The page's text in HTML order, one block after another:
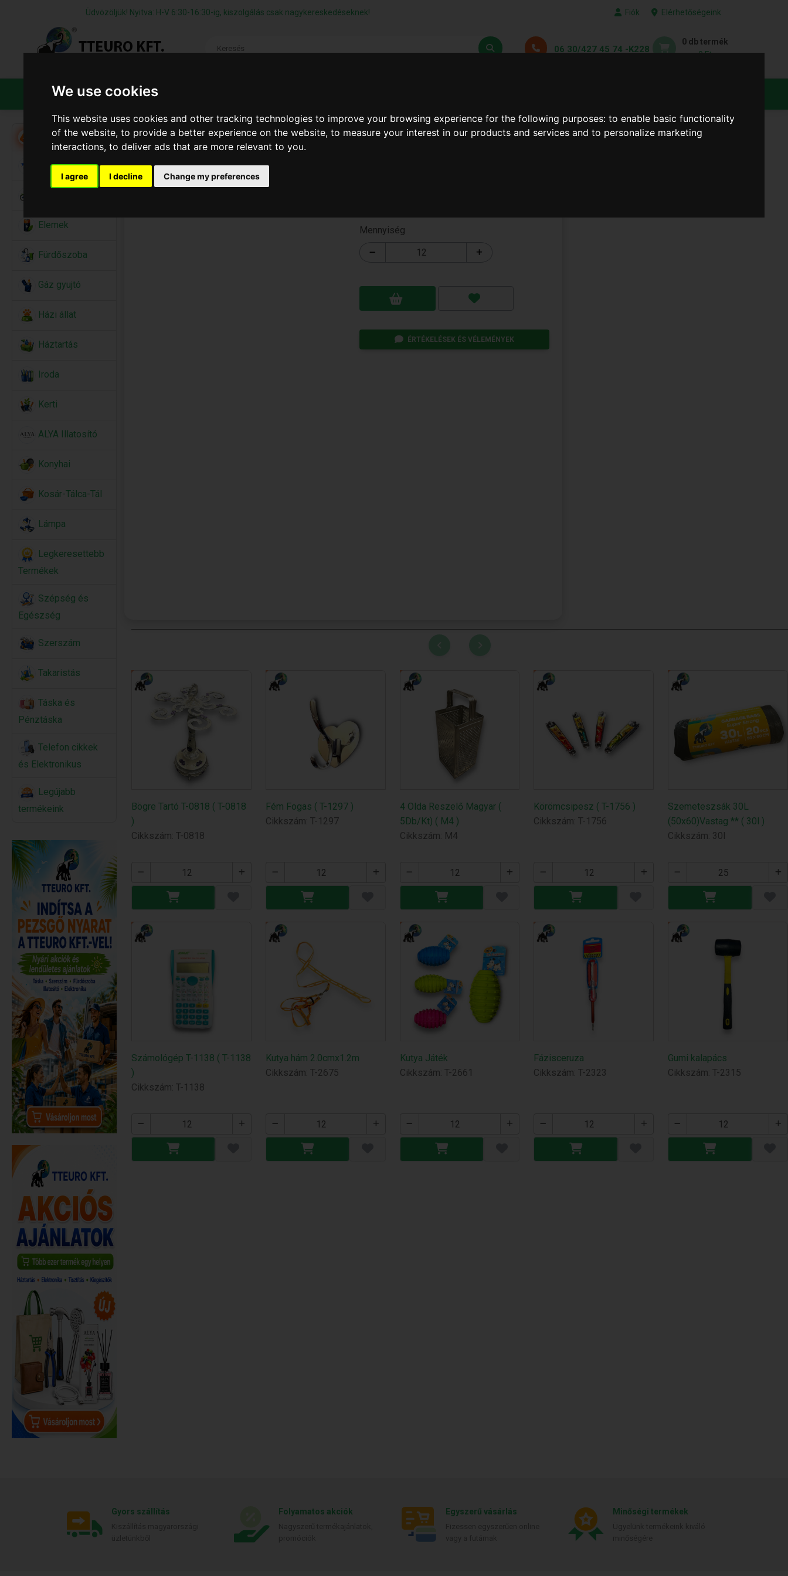
We use cookies
This website uses cookies and other tracking technologies to improve your browsing experience for the following purposes:to enable basic functionality
of the website,to provide a better experience on the website,to measure your interest in our products and services and to personalize marketing
interactions,to deliver ads that are more relevant to you.
I agree I decline Change my preferences
Üdvözöljük! Nyitva: H-V 6:30-16:30-ig, kiszolgálás csak nagykereskedéseknek! Fiók Elérhetőségeink
06 30/427 45 74 -K228
0 db termék
0 Ft
TERMÉKEK
Akció
Alkalmi Kellékek
Elemek
Fürdőszoba
Gáz gyujtó
Házi állat
Háztartás
Iroda
Kerti
ALYA Illatosító
Konyhai
Kosár-Tálca-Tál
Lámpa
Legkeresettebb
Termékek
Szépség és
Egészség
Szerszám
Takaristás
Táska és
Pénztáska
Telefon cikkek
és Elektronikus
Legújabb
termékeink
Mennyiség
ÉRTÉKELÉSEK ÉS VÉLEMÉNYEK
Bögre Tartó T-0818 ( T-0818
)
Cikkszám: T-0818
Fém Fogas ( T-1297 )
Cikkszám: T-1297
4 Olda Reszelő Magyar (
5Db/Kt) ( M4 )
Cikkszám: M4
Körömcsipesz ( T-1756 )
Cikkszám: T-1756
Szemeteszsák 30L
(50x60)Vastag ** ( 30l )
Cikkszám: 30l
Számológép T-1138 ( T-1138
)
Cikkszám: T-1138
Kutya hám 2.0cmx1.2m
Cikkszám: T-2675
Kutya Játék
Cikkszám: T-2661
Fázisceruza
Cikkszám: T-2323
Gumi kalapács
Cikkszám: T-2315
Gyors szállítás Folyamatos akciók Egyszerű vásárlás Minőségi termékek